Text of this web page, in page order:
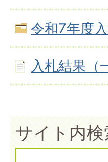
令和7年度
入札結果（
サイト内検